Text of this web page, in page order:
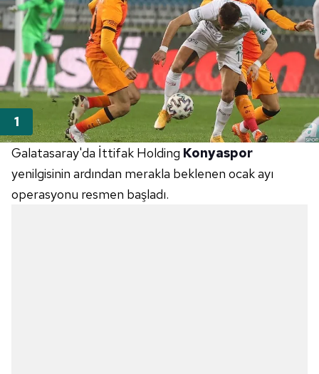
Galatasaray'da İttifak Holding Konyaspor
yenilgisinin ardından merakla beklenen ocak ayı
operasyonu resmen başladı.